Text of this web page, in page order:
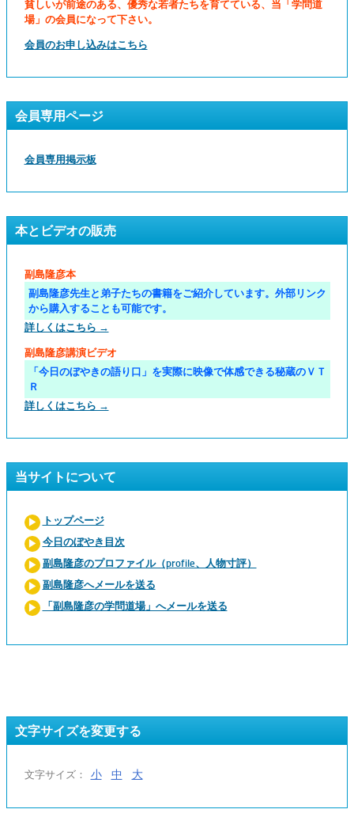
貧しいが前途のある、優秀な若者たちを育てている、当「学問道
場」の会員になって下さい。
会員のお申し込みはこちら
会員専用ページ
会員専用掲示板
本とビデオの販売
副島隆彦本
副島隆彦先生と弟子たちの書籍をご紹介しています。外部リンク
から購入することも可能です。
詳しくはこちら →
副島隆彦講演ビデオ
「今日のぼやきの語り口」を実際に映像で体感できる秘蔵のＶＴ
Ｒ
詳しくはこちら →
当サイトについて
トップページ
今日のぼやき目次
副島隆彦のプロファイル（profile、人物寸評）
副島隆彦へメールを送る
「副島隆彦の学問道場」へメールを送る
文字サイズを変更する
文字サイズ： 小 中 大